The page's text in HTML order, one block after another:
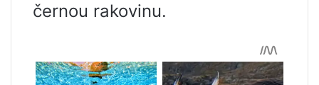
černou rakovinu.